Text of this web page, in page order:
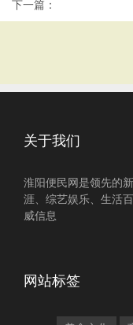
下一篇：
关于我们
淮阳便民网是领先的
涯、综艺娱乐、生活
威信息
网站标签